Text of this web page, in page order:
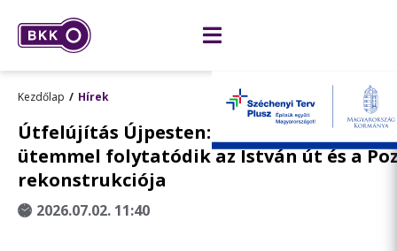
Kezdőlap Hírek
Útfelújítás Újpesten: július 13-tól a
ütemmel folytatódik az István út és a
rekonstrukciója
2026.07.02. 11:40